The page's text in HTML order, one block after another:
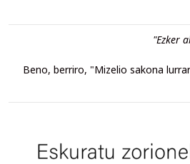
"Ezker
Beno, berriro, "Mizelio sakona